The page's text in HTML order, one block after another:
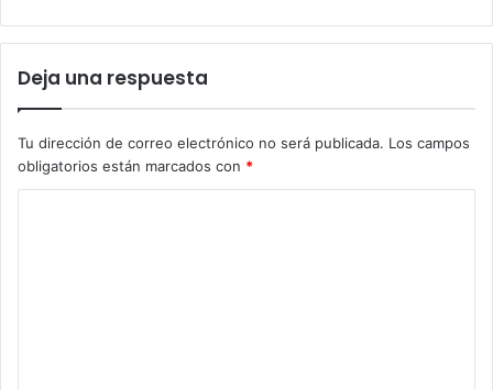
Deja una respuesta
Tu dirección de correo electrónico no será publicada. Los campos
obligatorios están marcados con *